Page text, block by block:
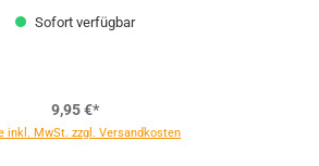
Sofort verfügbar
9,95 €*
inkl. MwSt. zzgl. Versandkosten